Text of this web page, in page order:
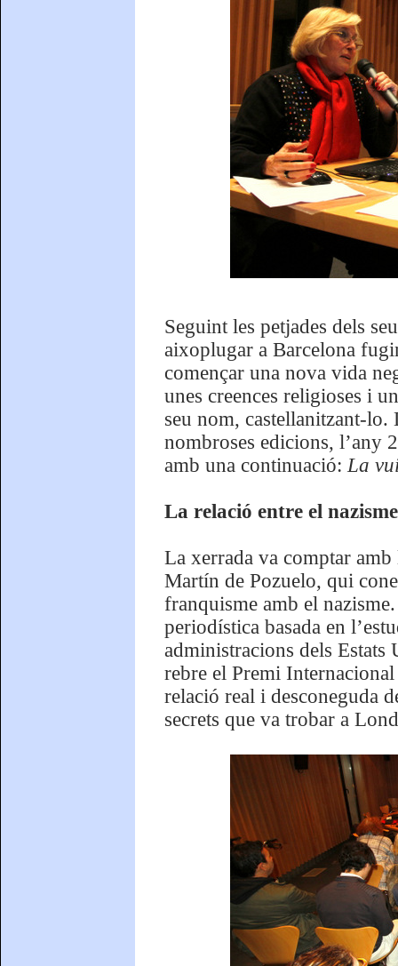
Seguint les petjades dels
aixoplugar a Barcelona
començar una nova vida
unes creences religioses i
seu nom, castellanitzant-lo.
nombroses edicions, l’any
amb una continuació:La
La relació entre el
La xerrada va comptar
Martín de Pozuelo, qui
franquisme amb el
periodística basada en
administracions dels Estats
rebre el Premi
relació real i desconeguda
secrets que va trobar a